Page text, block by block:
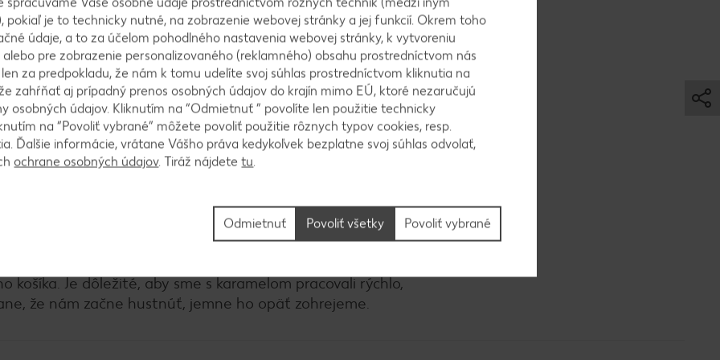
zachladiť do chladničky.
kryštálový cukor, vodu a ocot. Varíme na miernom ohni bez
a nedosiahne teplotu približne 150 až 154 °C. Môžeme
kvapneme do studenej vody – mal by stvrdnúť a
do horúceho karamelu. Necháme odkvapkať a
Je dôležité, aby sme s karamelom pracovali rýchlo,
že nám začne hustnúť, jemne ho opäť zohrejeme.
pokiaľ je to technicky nutné, na zobrazenie webovej stránky a jej funkcií. Okrem toho
údaje, a to za účelom pohodlného nastavenia webovej stránky, k vytvoreniu
pre zobrazenie personalizovaného (reklamného) obsahu prostredníctvom nás
za predpokladu, že nám k tomu udelíte svoj súhlas prostredníctvom kliknutia na
zahŕňať aj prípadný prenos osobných údajov do krajín mimo EÚ, ktoré nezaručujú
osobných údajov. Kliknutím na “Odmietnuť ” povolíte len použitie technicky
na “Povoliť vybrané” môžete povoliť použitie rôznych typov cookies, resp.
Ďalšie informácie, vrátane Vášho práva kedykoľvek bezplatne svoj súhlas odvolať,
ochrane osobných údajov. Tiráž nájdetetu.
Povoliť vybrané
Odmietnuť Povoliť všetky